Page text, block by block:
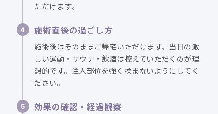
ただけます。
施術直後の過ごし方
施術後はそのままご帰宅いただけます。当日の激
しい運動・サウナ・飲酒は控えていただくのが理
想的です。注入部位を強く揉まないようにしてく
ださい。
効果の確認・経過観察